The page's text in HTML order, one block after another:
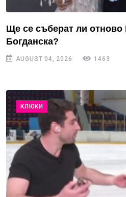
Ще се съберат ли отново
Богданска?
AUGUST 04, 2026 1463
КЛЮКИ